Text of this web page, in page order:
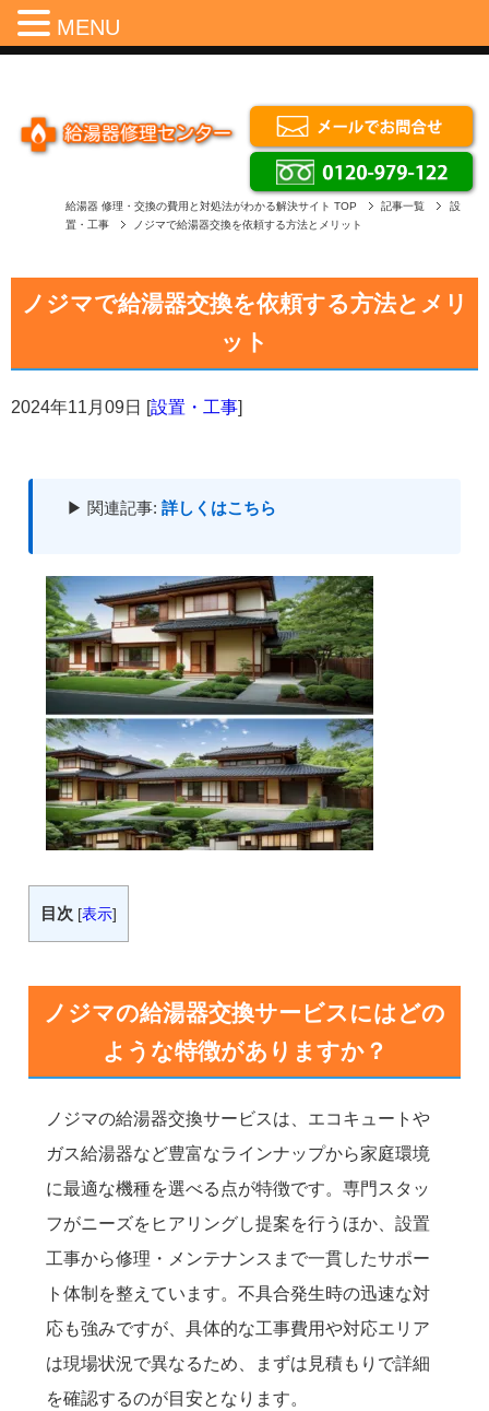
給湯器 修理・交換の費用と対処法がわかる解決サイト TOP 記事一覧
設
置・工事
ノジマで給湯器交換を依頼する方法とメリット
ノジマで給湯器交換を依頼する方法とメリ
ット
2024年11月09日 設置・工事
▶ 関連記事: 詳しくはこちら
目次 [表示]
ノジマの給湯器交換サービスにはどの
ような特徴がありますか？
ノジマの給湯器交換サービスは、エコキュートや
ガス給湯器など豊富なラインナップから家庭環境
に最適な機種を選べる点が特徴です。専門スタッ
フがニーズをヒアリングし提案を行うほか、設置
工事から修理・メンテナンスまで一貫したサポー
ト体制を整えています。不具合発生時の迅速な対
応も強みですが、具体的な工事費用や対応エリア
は現場状況で異なるため、まずは見積もりで詳細
を確認するのが目安となります。
MENU
Menu